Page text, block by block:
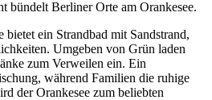
bündelt Berliner Orte am Orankesee.
bietet ein Strandbad mit Sandstrand,
Umgeben von Grün laden
zum Verweilen ein. Ein
während Familien die ruhige
der Orankesee zum beliebten